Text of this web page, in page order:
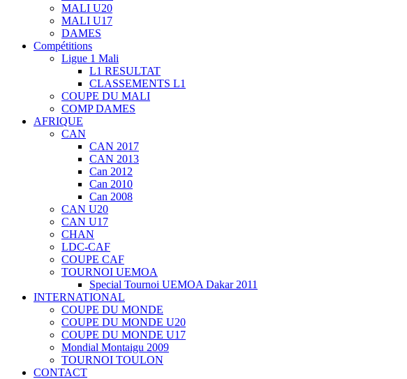
MALI U20
MALI U17
DAMES
Compétitions
Ligue 1 Mali
L1 RESULTAT
CLASSEMENTS L1
COUPE DU MALI
COMP DAMES
AFRIQUE
CAN
CAN 2017
CAN 2013
Can 2012
Can 2010
Can 2008
CAN U20
CAN U17
CHAN
LDC-CAF
COUPE CAF
TOURNOI UEMOA
Special Tournoi UEMOA Dakar 2011
INTERNATIONAL
COUPE DU MONDE
COUPE DU MONDE U20
COUPE DU MONDE U17
Mondial Montaigu 2009
TOURNOI TOULON
CONTACT